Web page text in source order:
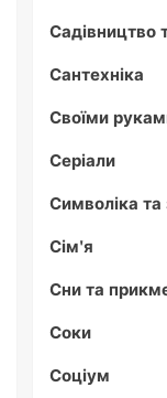
Садівництво
Сантехніка
Своїми
Серіали
Символіка та
Сім'я
Сни та
Соки
Соціум